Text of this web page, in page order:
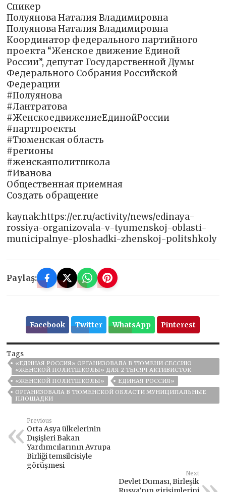
Спикер
Полуянова Наталия Владимировна
Полуянова Наталия Владимировна
Координатор федерального партийного
проекта “Женское движение Единой
России”, депутат Государственной Думы
Федерального Собрания Российской
Федерации
#Полуянова
#Лантратова
#ЖенскоедвижениеЕдинойРоссии
#партпроекты
#Тюменская область
#регионы
#женскаяполитшкола
#Иванова
Общественная приемная
Создать обращение
kaynak:https://er.ru/activity/news/edinaya-
rossiya-organizovala-v-tyumenskoj-oblasti-
municipalnye-ploshadki-zhenskoj-politshkoly
Paylaş:
Facebook Twitter WhatsApp Pinterest
Tags
«ЕДИНАЯ РОССИЯ» ОРГАНИЗОВАЛА В ТЮМЕНИ СЕССИЮ
«ЖЕНСКОЙ ПОЛИТШКОЛЫ» ДЛЯ 2 ТЫСЯЧ АКТИВИСТОК
«ЖЕНСКОЙ ПОЛИТШКОЛЫ»
ЕДИНАЯ РОССИЯ»
ОРГАНИЗОВАЛА В ТЮМЕНСКОЙ ОБЛАСТИ МУНИЦИПАЛЬНЫЕ
ПЛОЩАДКИ
Previous
Orta Asya ülkelerinin
Dışişleri Bakan
Yardımcılarının Avrupa
Birliği temsilcisiyle
görüşmesi
Next
Devlet Duması, Birleşik